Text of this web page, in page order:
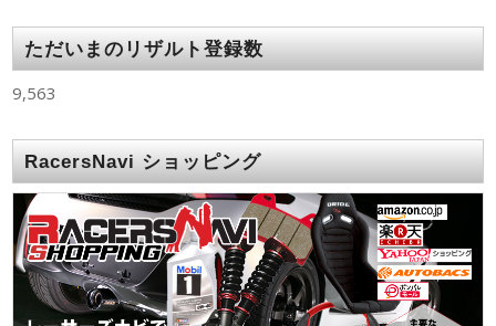
ただいまのリザルト登録数
9,563
RacersNavi ショッピング